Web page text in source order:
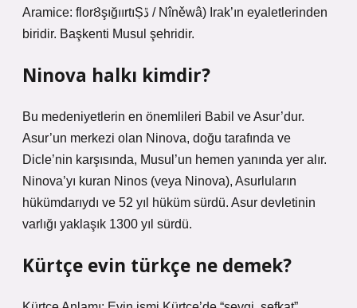
Aramice: florȢşığıırtıȘڐ / Nîněwâ) Irak’ın eyaletlerinden
biridir. Başkenti Musul şehridir.
Ninova halkı kimdir?
Bu medeniyetlerin en önemlileri Babil ve Asur’dur.
Asur’un merkezi olan Ninova, doğu tarafında ve
Dicle’nin karşısında, Musul’un hemen yanında yer alır.
Ninova’yı kuran Ninos (veya Ninova), Asurluların
hükümdarıydı ve 52 yıl hüküm sürdü. Asur devletinin
varlığı yaklaşık 1300 yıl sürdü.
Kürtçe evin türkçe ne demek?